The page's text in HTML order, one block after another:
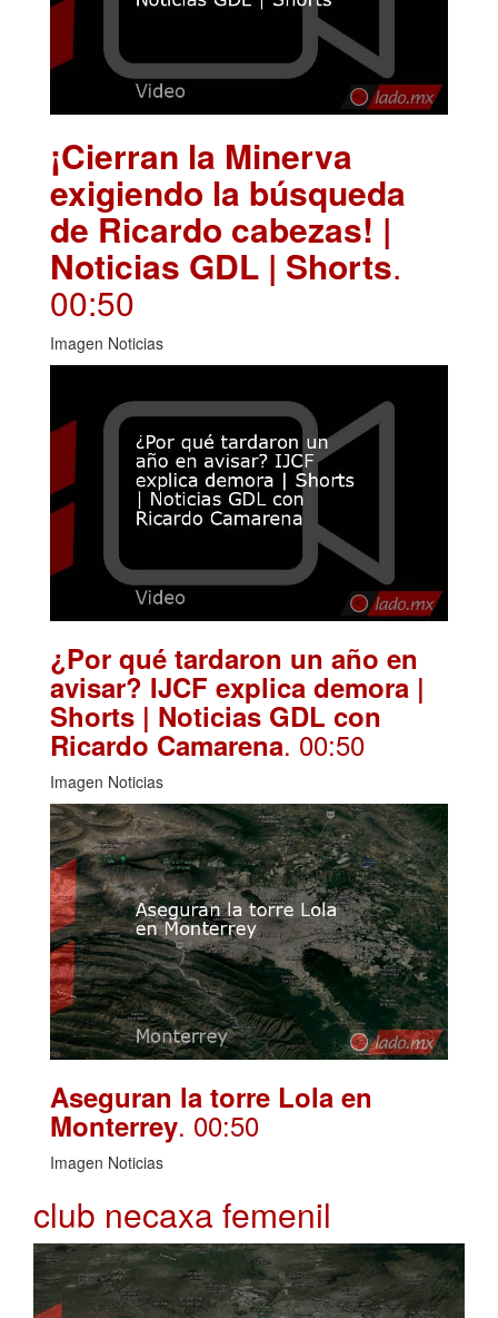
¡Cierran la Minerva
exigiendo la búsqueda
de Ricardo cabezas! |
Noticias GDL | Shorts.
00:50
Imagen Noticias
¿Por qué tardaron un año en
avisar? IJCF explica demora |
Shorts | Noticias GDL con
Ricardo Camarena. 00:50
Imagen Noticias
Aseguran la torre Lola en
Monterrey. 00:50
Imagen Noticias
club necaxa femenil